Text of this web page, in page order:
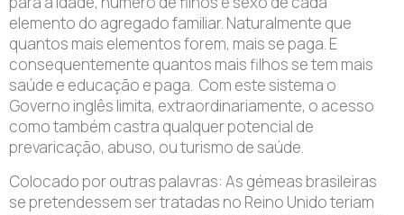
elemento do agregado familiar. Naturalmente que
quantos mais elementos forem, mais se paga. E
consequentemente quantos mais filhos se tem mais
saúde e educação e paga. Com este sistema o
Governo inglês limita, extraordinariamente, o acesso
como também castra qualquer potencial de
prevaricação, abuso, ou turismo de saúde.
Colocado por outras palavras: As gémeas brasileiras
se pretendessem ser tratadas no Reino Unido teriam